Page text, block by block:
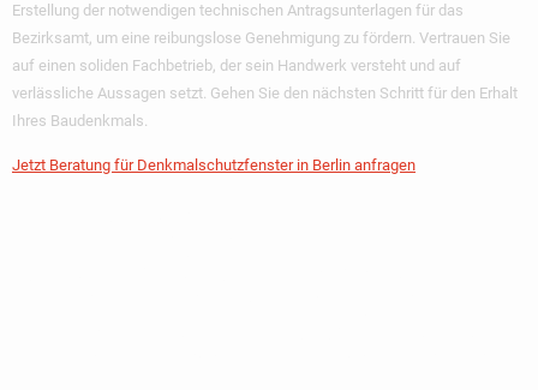
Erstellung der notwendigen technischen Antragsunterlagen für das
Bezirksamt, um eine reibungslose Genehmigung zu fördern. Vertrauen Sie
auf einen soliden Fachbetrieb, der sein Handwerk versteht und auf
verlässliche Aussagen setzt. Gehen Sie den nächsten Schritt für den Erhalt
Ihres Baudenkmals.
Jetzt Beratung für Denkmalschutzfenster in Berlin anfragen